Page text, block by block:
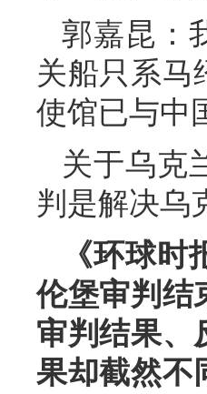
郭嘉昆：
关船只系马
使馆已与中
关于乌克
判是解决乌
《环球
伦堡审判结
审判结果、
果却截然不